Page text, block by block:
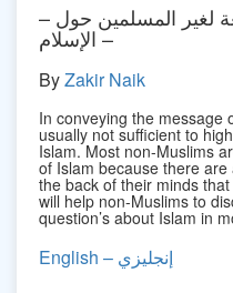
– أجوبة على الأسئلة الشائعة لغير المسلمين حول
الإسلام –
ByZakir Naik
In conveying the message
usually not sufficient to
Islam. Most non-Muslims
of Islam because there are
the back of their minds
will help non-Muslims to
question’s about Islam in
English – إنجليزي